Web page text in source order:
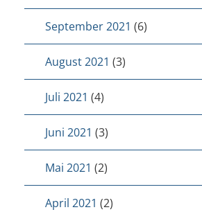
September 2021 (6)
August 2021 (3)
Juli 2021 (4)
Juni 2021 (3)
Mai 2021 (2)
April 2021 (2)